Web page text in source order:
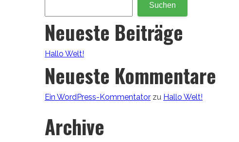
Suchen
Neueste Beiträge
Hallo Welt!
Neueste Kommentare
Ein WordPress-Kommentator zu Hallo Welt!
Archive